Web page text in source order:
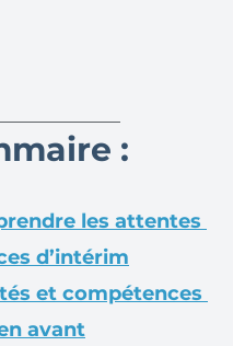
:
les attentes
d’intérim
et compétences
avant